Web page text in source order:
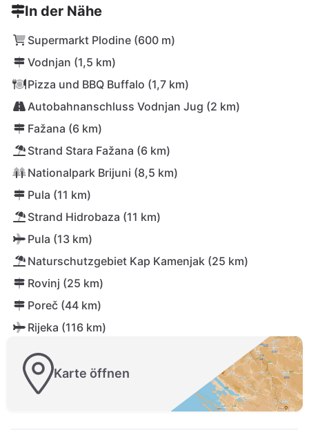
In der Nähe
Supermarkt Plodine (600 m)
Vodnjan (1,5 km)
Pizza und BBQ Buffalo (1,7 km)
Autobahnanschluss Vodnjan Jug (2 km)
Fažana (6 km)
Strand Stara Fažana (6 km)
Nationalpark Brijuni (8,5 km)
Pula (11 km)
Strand Hidrobaza (11 km)
Pula (13 km)
Naturschutzgebiet Kap Kamenjak (25 km)
Rovinj (25 km)
Poreč (44 km)
Rijeka (116 km)
Karte öffnen